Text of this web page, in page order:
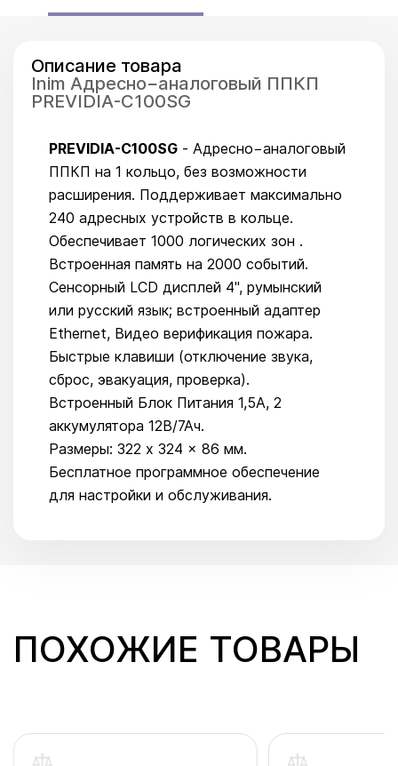
Описание товара
Inim Адресно−аналоговый ППКП
PREVIDIA-C100SG
PREVIDIA-C100SG - Адресно−аналоговый
ППКП на 1 кольцо, без возможности
расширения. Поддерживает максимально
240 адресных устройств в кольце.
Обеспечивает 1000 логических зон .
Встроенная память на 2000 событий.
Сенсорный LCD дисплей 4", румынский
или русский язык; встроенный адаптер
Ethernet, Видео верификация пожара.
Быстрые клавиши (отключение звука,
сброс, эвакуация, проверка).
Встроенный Блок Питания 1,5А, 2
аккумулятора 12В/7Ач.
Размеры: 322 x 324 x 86 мм.
Бесплатное программное обеспечение
для настройки и обслуживания.
ПОХОЖИЕ ТОВАРЫ